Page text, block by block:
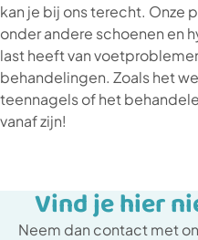
kan je bij ons terecht. Onze
onder andere schoenen en
last heeft van
behandelingen. Zoals het
teennagels of het
vanaf zijn!
Vind je hier
Neem dan contact met